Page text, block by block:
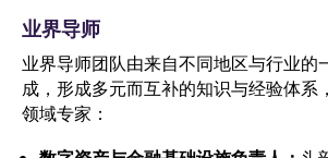
业界导师
业界导师团队由来自不同地区与行业的
成，形成多元而互补的知识与经验体系
领域专家：